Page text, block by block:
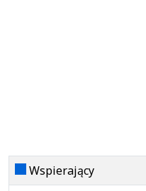
Wspierający